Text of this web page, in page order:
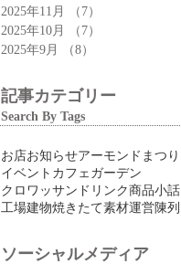
2025年11月
（7）
2025年10月
（7）
2025年9月
（8）
記事カテゴリー
Search By Tags
お店お知らせアーモンドまつり
イベント カフェ ガーデン
クロワッサン ドリンク商品小話
工場建物焼きたて素材運営陳列
ソーシャルメディア